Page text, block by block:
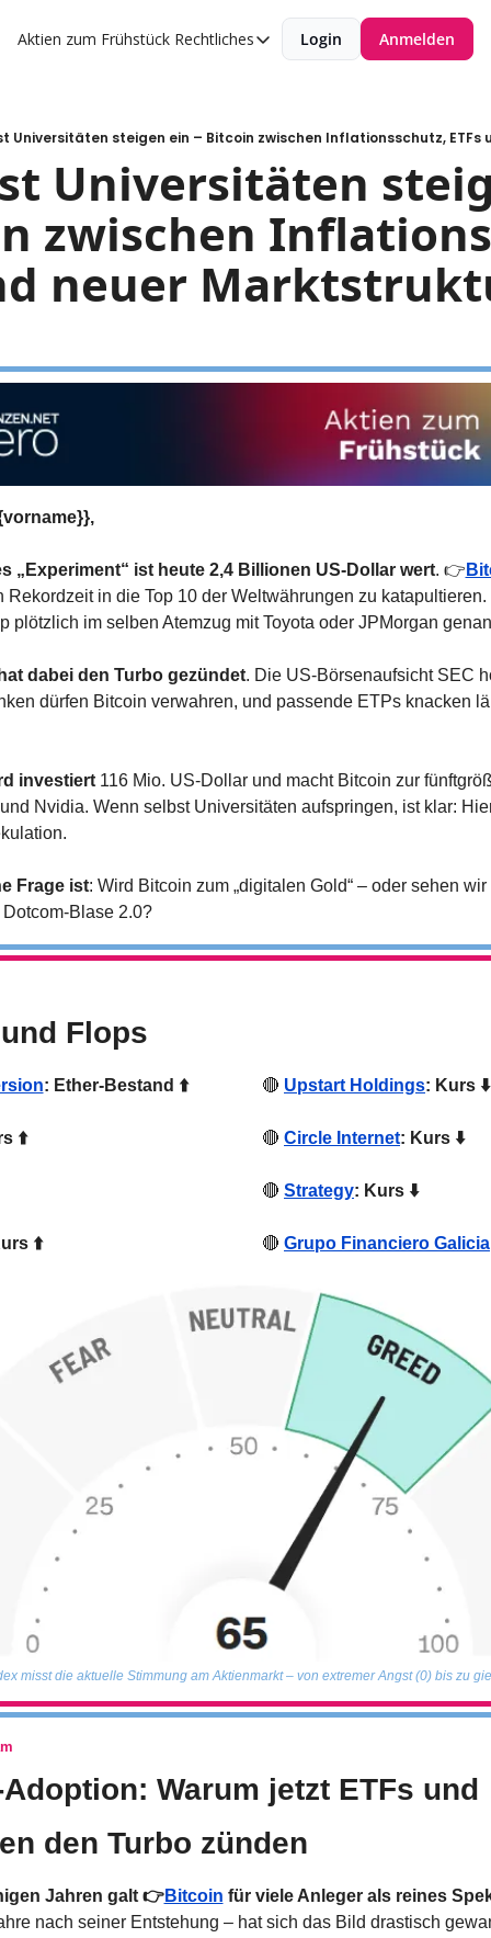
Aktien zum Frühstück Rechtliches
Rechtliches
Impressum
Login Anmelden
Universitäten steigen ein – Bitcoin zwischen Inflationsschutz, ETFs
Universitäten
zwischen
neuer
„Experiment“ ist heute 2,4 Billionen US-Dollar wert. 👉
Rekordzeit in die Top 10 der Weltwährungen zu katapultieren.
plötzlich im selben Atemzug mit Toyota oder JPMorgan
dabei den Turbo gezündet. Die US-Börsenaufsicht SEC
dürfen Bitcoin verwahren, und passende ETPs knacken
investiert 116 Mio. US-Dollar und macht Bitcoin zur
Nvidia. Wenn selbst Universitäten aufspringen, ist klar:
Frage ist: Wird Bitcoin zum „digitalen Gold“ – oder sehen
Blase 2.0?
Flops
: Ether-Bestand ⬆️
⬆️
⬆️
🔴 Upstart Holdings: Kurs ⬇️
🔴 Circle Internet: Kurs ⬇️
🔴 Strategy: Kurs ⬇️
🔴 Grupo Financiero Galicia
misst die aktuelle Stimmung am Aktienmarkt – von extremer Angst (0) bis zu
Warum jetzt ETFs und
den Turbo zünden
Jahren galt 👉Bitcoin für viele Anleger als reines
nach seiner Entstehung – hat sich das Bild drastisch